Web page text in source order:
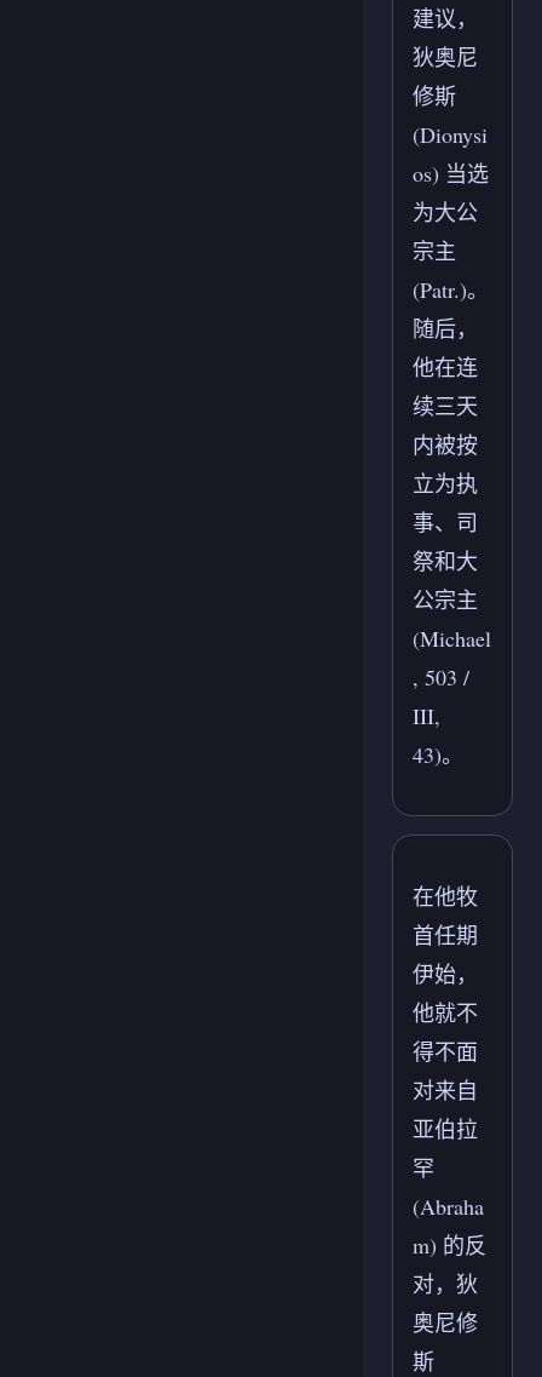
建议，
狄奥尼
修斯
(Dionysi
os) 当选
为大公
宗主
(Patr.)。
随后，
他在连
续三天
内被按
立为执
事、司
祭和大
公宗主
(Michael
, 503 /
III,
43)。
在他牧
首任期
伊始，
他就不
得不面
对来自
亚伯拉
罕
(Abraha
m) 的反
对，狄
奥尼修
斯